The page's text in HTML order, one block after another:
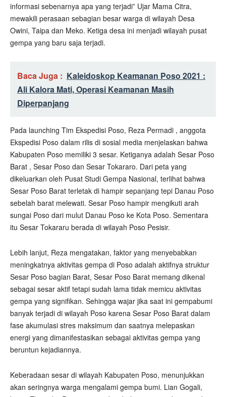
informasi sebenarnya apa yang terjadi” Ujar Mama Citra,
mewakili perasaan sebagian besar warga di wilayah Desa
Owini, Taipa dan Meko. Ketiga desa ini menjadi wilayah pusat
gempa yang baru saja terjadi.
Baca Juga : Kaleidoskop Keamanan Poso 2021 :
Ali Kalora Mati, Operasi Keamanan Masih
Diperpanjang
Pada launching Tim Ekspedisi Poso, Reza Permadi , anggota
Ekspedisi Poso dalam rilis di sosial media menjelaskan bahwa
Kabupaten Poso memiliki 3 sesar. Ketiganya adalah Sesar Poso
Barat , Sesar Poso dan Sesar Tokararo. Dari peta yang
dikeluarkan oleh Pusat Studi Gempa Nasional, terlihat bahwa
Sesar Poso Barat terletak di hampir sepanjang tepi Danau Poso
sebelah barat melewati. Sesar Poso hampir mengikuti arah
sungai Poso dari mulut Danau Poso ke Kota Poso. Sementara
itu Sesar Tokararu berada di wilayah Poso Pesisir.
Lebih lanjut, Reza mengatakan, faktor yang menyebabkan
meningkatnya aktivitas gempa di Poso adalah aktifnya struktur
Sesar Poso bagian Barat, Sesar Poso Barat memang dikenal
sebagai sesar aktif tetapi sudah lama tidak memicu aktivitas
gempa yang signifikan. Sehingga wajar jika saat ini gempabumi
banyak terjadi di wilayah Poso karena Sesar Poso Barat dalam
fase akumulasi stres maksimum dan saatnya melepaskan
energi yang dimanifestasikan sebagai aktivitas gempa yang
beruntun kejadiannya.
Keberadaan sesar di wilayah Kabupaten Poso, menunjukkan
akan seringnya warga mengalami gempa bumi. Lian Gogali,